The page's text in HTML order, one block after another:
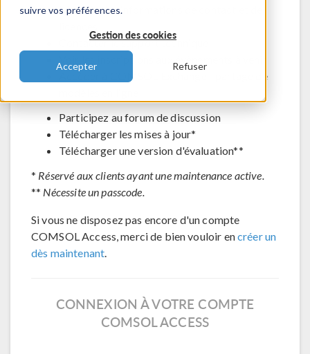
suivre vos préférences.
Gestion des cookies
Accepter Refuser
Modifier les informations de contact et de
Contacter le support technique
Voir les inscriptions aux évènements à venir
Accéder à COMSOL Exchange - partage de
Participez au forum de discussion
Télécharger les mises à jour*
Télécharger une version d'évaluation**
* Réservé aux clients ayant une maintenance active.
** Nécessite un passcode.
Si vous ne disposez pas encore d'un compte
COMSOL Access, merci de bien vouloir encréer un
dès maintenant.
CONNEXION À VOTRE COMPTE
COMSOL ACCESS